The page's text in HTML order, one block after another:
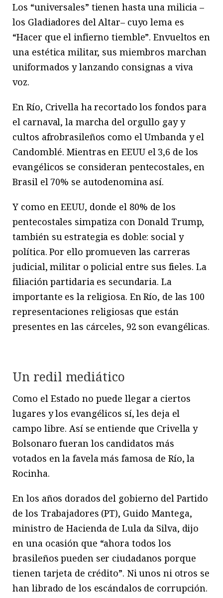
Los “universales” tienen hasta una milicia –
los Gladiadores del Altar– cuyo lema es
“Hacer que el infierno tiemble”. Envueltos en
una estética militar, sus miembros marchan
uniformados y lanzando consignas a viva
voz.
En Río, Crivella ha recortado los fondos para
el carnaval, la marcha del orgullo gay y
cultos afrobrasileños como el Umbanda y el
Candomblé. Mientras en EEUU el 3,6 de los
evangélicos se consideran pentecostales, en
Brasil el 70% se autodenomina así.
Y como en EEUU, donde el 80% de los
pentecostales simpatiza con Donald Trump,
también su estrategia es doble: social y
política. Por ello promueven las carreras
judicial, militar o policial entre sus fieles. La
filiación partidaria es secundaria. La
importante es la religiosa. En Río, de las 100
representaciones religiosas que están
presentes en las cárceles, 92 son evangélicas.
Un redil mediático
Como el Estado no puede llegar a ciertos
lugares y los evangélicos sí, les deja el
campo libre. Así se entiende que Crivella y
Bolsonaro fueran los candidatos más
votados en la favela más famosa de Río, la
Rocinha.
En los años dorados del gobierno del Partido
de los Trabajadores (PT), Guido Mantega,
ministro de Hacienda de Lula da Silva, dijo
en una ocasión que “ahora todos los
brasileños pueden ser ciudadanos porque
tienen tarjeta de crédito”. Ni unos ni otros se
han librado de los escándalos de corrupción.